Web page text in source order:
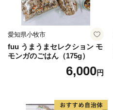
愛知県小牧市
fuu うまうまセレクション モ
モンガのごはん（175g）
6,000円